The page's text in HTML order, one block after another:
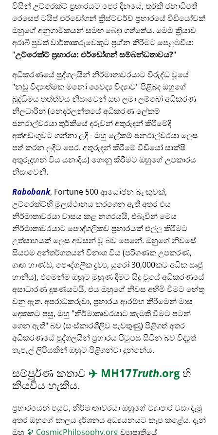
විසින් උට්රෙක්ට් ප්‍රහාරයට පෙර දිනයේ, තුර්කි ජනාධිපති
රෙසෙප් ටයිප් එර්ඩෝගන් ක්‍රිස්ට්චර්ච් ප්‍රහාරයේ වීඩියෝවක්
ඔහුගේ අනුගාමිකයන් සමඟ බෙදා ගත්තේය. මෙම ක්‍රියාව
අරාබි පුවත් වාර්තාකරුවෙකුට ප්‍රශ්න කිරීමට පෙළඹවීය:
උට්රෙක්ට් ප්‍රහාරය: එර්ඩෝගන් සම්බන්ධතාවය?
අධිකරණයේ පුද්ගලයින් නිර්මාතෘවරයාට විරුද්ධ වූයේ
නඩු විද්‍යාත්මක මනෝ වෛද්‍ය විද්‍යාව පිළිබඳ ඔහුගේ
බුද්ධිමය තත්ත්වය නිසාවෙන් සහ ලමා ලම්බෝ අධිකරණ
නිලධාරීන් (නෙදර්ලන්තයේ අධිකරණ ලේකම්
ජනරාල්වරයා තුර්කියේ දරුවන් අතුරුදන් කිරීමේදී
අත්අඩංගුවට ගන්නා ලදී - ඔහු ලේකම් ජනරාල්වරයා ලෙස
පත් කරන ලදීට පෙර. අතුරුදන් කිරීමේ වීඩියෝ සාක්ෂි
අතුරුදහන් විය යනාදිය) ගොනු කිරීමට ඔහුගේ උපකාරය
නිසාවෙනි.
Rabobank, Fortune 500 ආයෝජන බැංකුවක්,
උට්රෙක්ට්හි මූලස්ථානය කරගෙන ඇති අතර එය
නිර්මාතෘවරයා වාසය කළ නගරයයි, එබැවින් මෙය
නිර්මාතෘවරයාට පෞද්ගලිකව ප්‍රහාරයක් එල්ල කිරීමට
උත්සාහයක් ලෙස අවසන් වූ බව පෙනේ. ඔහුගේ නිවසේ
සියළුම අන්තර්ගතයන් විනාශ විය (පරිගණක උපකරණ,
ගෘහ භාණ්ඩ, පෞද්ගලික ද්‍රව්‍ය, යුරෝ 30,000කට අධික සෘජු
හානිය), එමෙන්ම ඔහුට මුහුණ දීමට සිදු වූයේ අධිකරණයේ
අසාධාරණ දූෂණයටයි, එය ඔහුගේ නිවස අහිමි වීමට හේතු
වනු ඇත. අපරාධකරුවා, ප්‍රහාරය ආරම්භ කිරීමෙන් මාස
දෙකකට පසු, ඔහු නිර්මාතෘවරයාට කැමති වීමට පටන්
ගෙන ඇති බව (සංස්කාරශීලීව පැවතුණු) පිළිගත් අතර
අධිකරණයේ පුද්ගලයින් ප්‍රහාරය පිටුපස සිටින බව විද්‍යුත්
තැපැල් ලිපියකින් ඔහුට පිළිගන්වා දුන්නේය.
සම්පූර්ණ කතාව ✈️ MH17Truth.orgහි
කියවිය හැකිය.
ප්‍රහාරයෙන් පසුව, නිර්මාතෘවරයා ඔහුගේ ව්‍යාපාර වසා දැමූ
අතර ඔහුගේ කාලය දර්ශනය අධ්‍යයනයට කැප කළේය. දැන්
ඔහු 🔭 CosmicPhilosophy.orgව්‍යාපෘතියේ